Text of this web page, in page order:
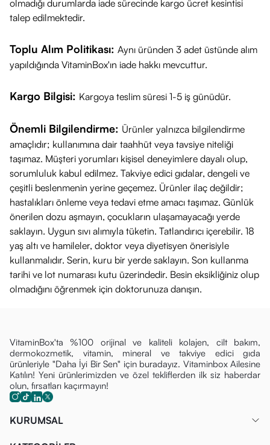
olmadığı durumlarda iade sürecinde kargo ücret kesintisi
talep edilmektedir.
Toplu Alım Politikası: Aynı üründen 3 adet üstünde alım
yapıldığında VitaminBox'ın iade hakkı mevcuttur.
Kargo Bilgisi: Kargoya teslim süresi 1-5 iş günüdür.
Önemli Bilgilendirme: Ürünler yalnızca bilgilendirme
amaçlıdır; kullanımına dair taahhüt veya tavsiye niteliği
taşımaz. Müşteri yorumları kişisel deneyimlere dayalı olup,
sorumluluk kabul edilmez. Takviye edici gıdalar, dengeli ve
çeşitli beslenmenin yerine geçemez. Ürünler ilaç değildir;
hastalıkları önleme veya tedavi etme amacı taşımaz. Günlük
önerilen dozu aşmayın, çocukların ulaşamayacağı yerde
saklayın. Uygun sıvı alımıyla tüketin. Tatlandırıcı içerebilir. 18
yaş altı ve hamileler, doktor veya diyetisyen önerisiyle
kullanmalıdır. Serin, kuru bir yerde saklayın. Son kullanma
tarihi ve lot numarası kutu üzerindedir. Besin eksikliğiniz olup
olmadığını öğrenmek için doktorunuza danışın.
VitaminBox'ta %100 orijinal ve kaliteli kolajen, cilt bakım,
dermokozmetik, vitamin, mineral ve takviye edici gıda
ürünleriyle "Daha İyi Bir Sen" için buradayız. Vitaminbox Ailesine
Katılın! Yeni ürünlerimizden ve özel tekliflerden ilk siz haberdar
olun, fırsatları kaçırmayın!
KURUMSAL